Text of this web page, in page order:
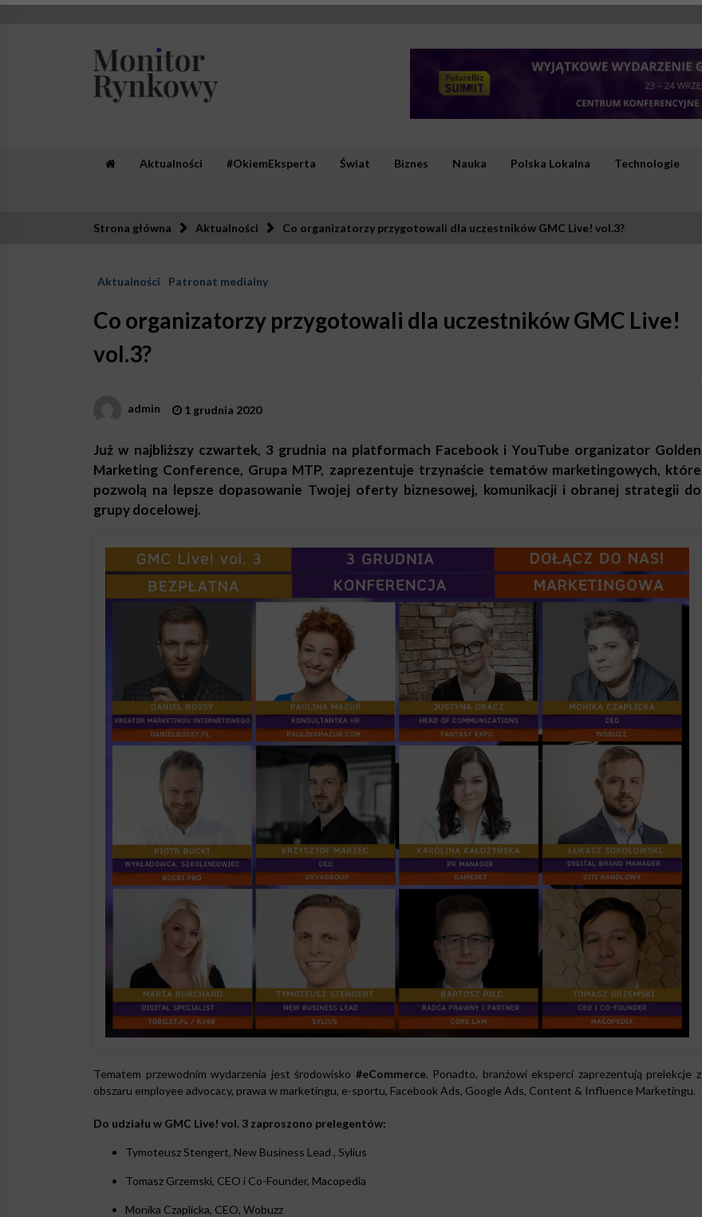
Skip
Aktualności #OkiemEksperta Świat Biznes Nauka Polska Lokalna Technologie
Strona główna Aktualności Co organizatorzy przygotowali dla uczestników GMC Live! vol.3?
Aktualności Patronat medialny
Co organizatorzy przygotowali dla uczestników GMC Live!
vol.3?
admin 1 grudnia 2020
Już w najbliższy czwartek, 3 grudnia na platformach Facebook i YouTube organizator Golden
Marketing Conference, Grupa MTP, zaprezentuje trzynaście tematów marketingowych, które
pozwolą na lepsze dopasowanie Twojej oferty biznesowej, komunikacji i obranej strategii do
grupy docelowej.
Tematem przewodnim wydarzenia jest środowisko #eCommerce. Ponadto, branżowi eksperci zaprezentują prelekcje z
obszaru employee advocacy, prawa w marketingu, e-sportu, Facebook Ads, Google Ads, Content & Influence Marketingu.
Do udziału w GMC Live! vol. 3 zaproszono prelegentów:
Tymoteusz Stengert, New Business Lead , Sylius
Tomasz Grzemski, CEO i Co-Founder, Macopedia
Monika Czaplicka, CEO, Wobuzz